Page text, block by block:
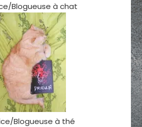
Blogueuse à chat
Blogueuse à thé